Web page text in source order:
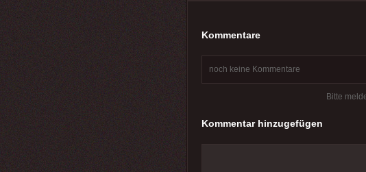
Kommentare
noch keine Kommentare
Bitte
Kommentar hinzugefügen